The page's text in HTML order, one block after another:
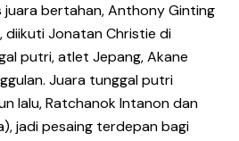
juara bertahan, Anthony Ginting
diikuti Jonatan Christie di
putri, atlet Jepang, Akane
Juara tunggal putri
lalu, Ratchanok Intanon dan
jadi pesaing terdepan bagi